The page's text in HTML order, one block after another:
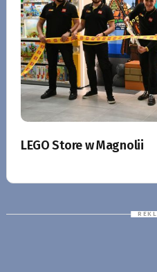
LEGO Store w Magnolii